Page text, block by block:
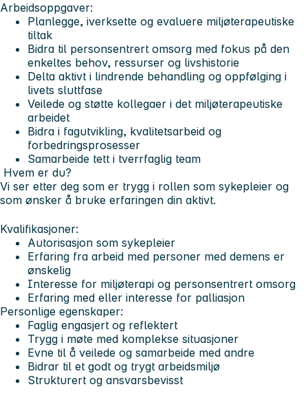
Arbeidsoppgaver:
Planlegge, iverksette og evaluere miljøterapeutiske
tiltak
Bidra til personsentrert omsorg med fokus på den
enkeltes behov, ressurser og livshistorie
Delta aktivt i lindrende behandling og oppfølging i
livets sluttfase
Veilede og støtte kollegaer i det miljøterapeutiske
arbeidet
Bidra i fagutvikling, kvalitetsarbeid og
forbedringsprosesser
Samarbeide tett i tverrfaglig team
Hvem er du?
Vi ser etter deg som er trygg i rollen som sykepleier og
som ønsker å bruke erfaringen din aktivt.
Kvalifikasjoner:
Autorisasjon som sykepleier
Erfaring fra arbeid med personer med demens er
ønskelig
Interesse for miljøterapi og personsentrert omsorg
Erfaring med eller interesse for palliasjon
Personlige egenskaper:
Faglig engasjert og reflektert
Trygg i møte med komplekse situasjoner
Evne til å veilede og samarbeide med andre
Bidrar til et godt og trygt arbeidsmiljø
Strukturert og ansvarsbevisst